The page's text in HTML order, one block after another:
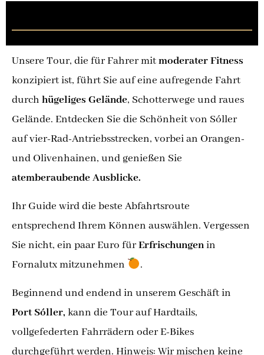
Unsere Tour, die für Fahrer mitmoderater Fitness
konzipiert ist, führt Sie auf eine aufregende Fahrt
durch hügeliges Gelände, Schotterwege und raues
Gelände. Entdecken Sie die Schönheit von Sóller
auf vier-Rad-Antriebsstrecken, vorbei an Orangen-
und Olivenhainen, und genießen Sie
atemberaubende Ausblicke.
Ihr Guide wird die beste Abfahrtsroute
entsprechend Ihrem Können auswählen. Vergessen
Sie nicht, ein paar Euro fürErfrischungenin
Fornalutx mitzunehmen
.
Beginnend und endend in unserem Geschäft in
Port Sóller, kann die Tour auf Hardtails,
vollgefederten Fahrrädern oder E-Bikes
durchgeführt werden. Hinweis: Wir mischen keine